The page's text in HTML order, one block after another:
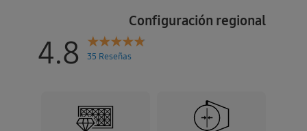
Configuración regional
4.8 35 Reseñas